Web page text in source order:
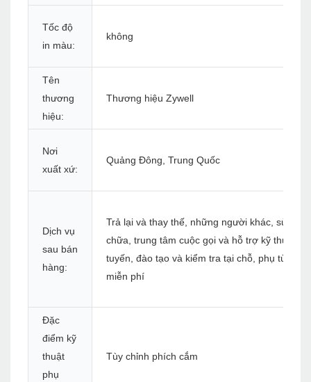
Tốc độ
in màu:
không
Tên
thương
hiệu:
Thương hiệu Zywell
Nơi
xuất xứ:
Quảng Đông, Trung Quốc
Dịch vụ
sau bán
hàng:
Trả lại và thay thế, những người khác, sửa
chữa, trung tâm cuộc gọi và hỗ trợ kỹ thuật
tuyến, đào tạo và kiểm tra tại chỗ, phụ tùng
miễn phí
Đặc
điểm kỹ
thuật
phụ
Tùy chỉnh phích cắm